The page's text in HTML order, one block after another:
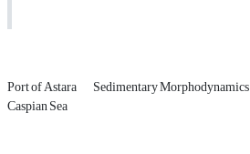
Port of Astara Sedimentary Morphodynamics
Caspian Sea